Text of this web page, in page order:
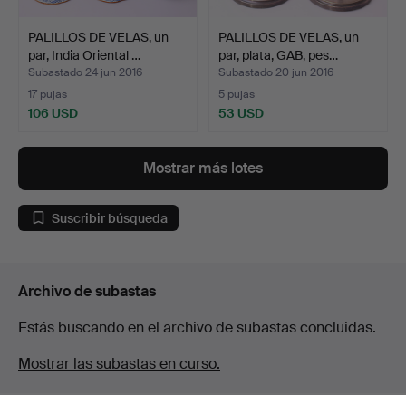
PALILLOS DE VELAS, un
par, India Oriental …
Subastado 24 jun 2016
17 pujas
106 USD
PALILLOS DE VELAS, un
par, plata, GAB, pes…
Subastado 20 jun 2016
5 pujas
53 USD
Mostrar más lotes
Suscribir búsqueda
Archivo de subastas
Estás buscando en el archivo de subastas concluidas.
Mostrar las subastas en curso.